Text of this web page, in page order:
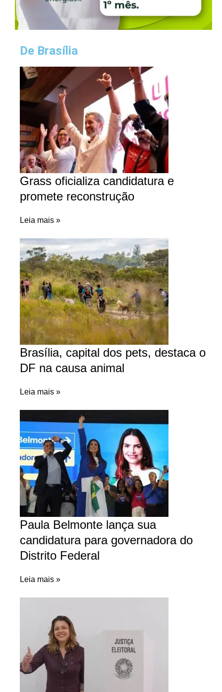
De Brasília
Grass oficializa candidatura e
promete reconstrução
Leia mais »
Brasília, capital dos pets, destaca o
DF na causa animal
Leia mais »
Paula Belmonte lança sua
candidatura para governadora do
Distrito Federal
Leia mais »